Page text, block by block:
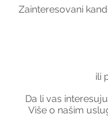
Zainteresovani
ili
Da li vas
Više o našim